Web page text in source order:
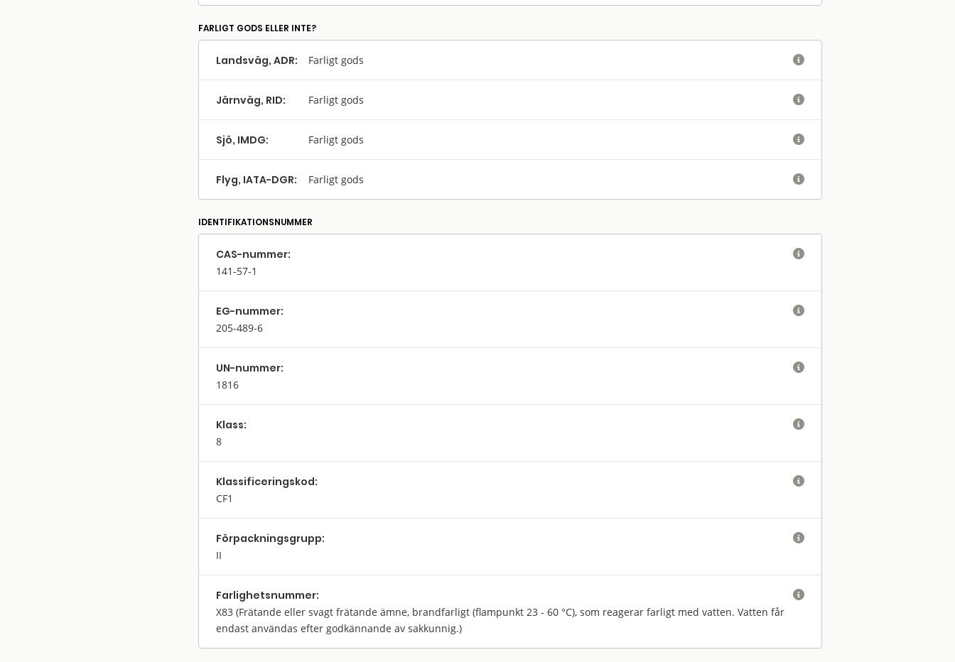
FARLIGT GODS ELLER INTE?
Landsväg, ADR: Farligt gods 
Järnväg, RID: Farligt gods 
Sjö, IMDG: Farligt gods 
Flyg, IATA-DGR: Farligt gods 
IDENTIFIKATIONSNUMMER
CAS-nummer:
141-57-1

EG-nummer:
205-489-6

UN-nummer:
1816

Klass:
8

Klassifi­cerings­kod:
CF1

Förpack­nings­grupp:
II

Farlighets­nummer:
X83 (Frätande eller svagt frätande ämne, brandfarligt (flampunkt 23 - 60 °C), som reagerar farligt med vatten. Vatten får
endast användas efter godkännande av sakkunnig.)
